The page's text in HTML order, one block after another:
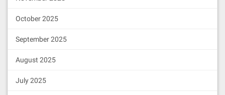
October 2025
September 2025
August 2025
July 2025